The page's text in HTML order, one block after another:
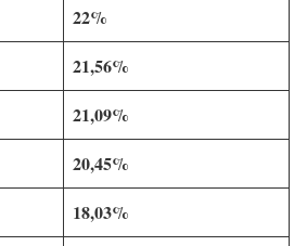
22%
21,56%
21,09%
20,45%
18,03%